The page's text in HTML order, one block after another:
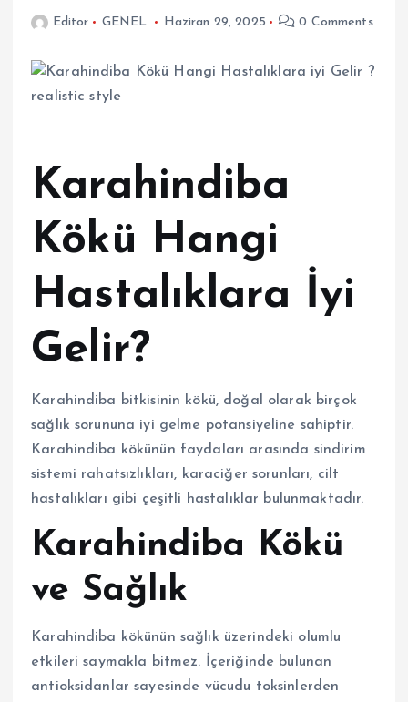
Editor GENEL Haziran 29, 2025 0 Comments
Karahindiba
Kökü Hangi
Hastalıklara İyi
Gelir?
Karahindiba bitkisinin kökü, doğal olarak birçok
sağlık sorununa iyi gelme potansiyeline sahiptir.
Karahindiba kökünün faydaları arasında sindirim
sistemi rahatsızlıkları, karaciğer sorunları, cilt
hastalıkları gibi çeşitli hastalıklar bulunmaktadır.
Karahindiba Kökü
ve Sağlık
Karahindiba kökünün sağlık üzerindeki olumlu
etkileri saymakla bitmez. İçeriğinde bulunan
antioksidanlar sayesinde vücudu toksinlerden